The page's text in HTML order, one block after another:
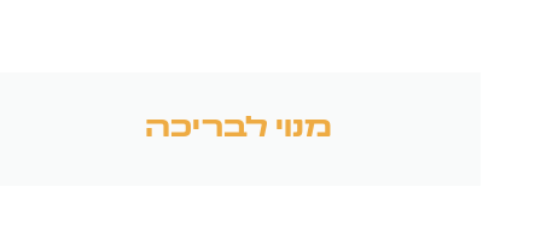
מנוי לבריכה